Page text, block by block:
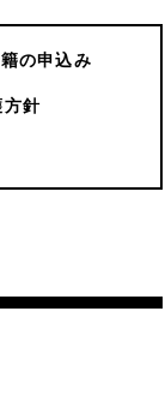
の申込み
方針